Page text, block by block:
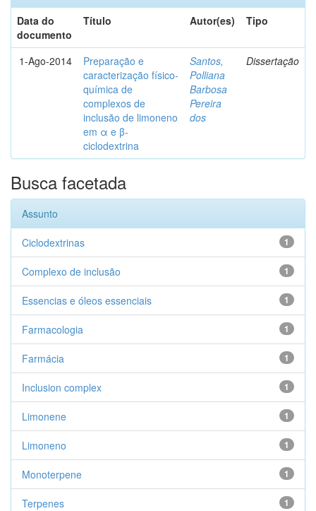
Data do
documento
Título Autor(es) Tipo
1-Ago-2014
Preparação e
caracterização físico-
química de
complexos de
inclusão de limoneno
em α e β-
ciclodextrina
Santos,
Polliana
Barbosa
Pereira
dos
Dissertação
Busca facetada
Assunto
1
Ciclodextrinas
1
Complexo de inclusão
1
Essencias e óleos essenciais
1
Farmacologia
1
Farmácia
1
Inclusion complex
1
Limonene
1
Limoneno
1
Monoterpene
1
Terpenes